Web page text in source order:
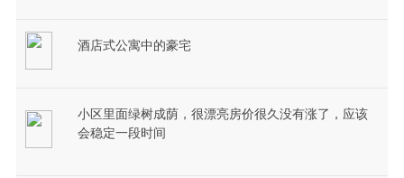
酒店式公寓中的豪宅
小区里面绿树成荫，很漂亮房价很久没有涨了，应该
会稳定一段时间